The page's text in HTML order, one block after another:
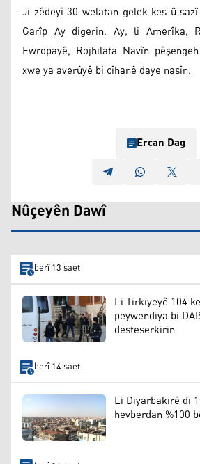
Ji zêdeyî 30 welatan gelek kes û
Garîp Ay digerin. Ay, li Amerîka,
Ewropayê, Rojhilata Navîn
xwe ya averûyê bi cîhanê daye nasîn.
Ercan Dag
Nûçeyên Dawî
berî 13 saet
Li Tirkiyeyê 104
peywendiya bi
desteserkirin
berî 14 saet
Li Diyarbakirê di
hevberdan %100